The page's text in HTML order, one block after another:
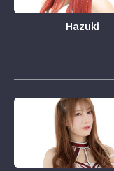
Hazuki